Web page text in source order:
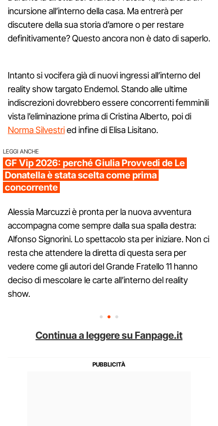
incursione all’interno della casa. Ma entrerà per
discutere della sua storia d’amore o per restare
definitivamente? Questo ancora non è dato di saperlo.
Intanto si vocifera già di nuovi ingressi all’interno del
reality show targato Endemol. Stando alle ultime
indiscrezioni dovrebbero essere concorrenti femminili
vista l’eliminazione prima di Cristina Alberto, poi di
Norma Silvestried infine di Elisa Lisitano.
LEGGI ANCHE
GF Vip 2026: perché Giulia Provvedi de Le
Donatella è stata scelta come prima
concorrente
Alessia Marcuzzi è pronta per la nuova avventura
accompagna come sempre dalla sua spalla destra:
Alfonso Signorini. Lo spettacolo sta per iniziare. Non ci
resta che attendere la diretta di questa sera per
vedere come gli autori del Grande Fratello 11 hanno
deciso di mescolare le carte all’interno del reality
show.
Continua a leggere su Fanpage.it